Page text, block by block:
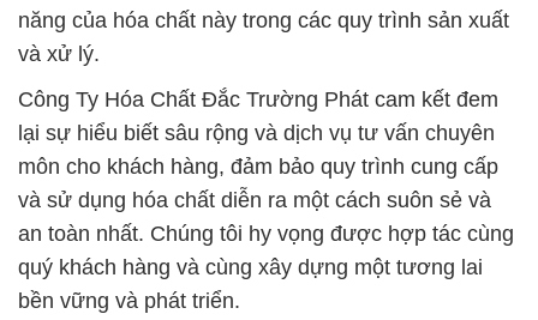
năng của hóa chất này trong các quy trình sản xuất
và xử lý.
Công Ty Hóa Chất Đắc Trường Phát cam kết đem
lại sự hiểu biết sâu rộng và dịch vụ tư vấn chuyên
môn cho khách hàng, đảm bảo quy trình cung cấp
và sử dụng hóa chất diễn ra một cách suôn sẻ và
an toàn nhất. Chúng tôi hy vọng được hợp tác cùng
quý khách hàng và cùng xây dựng một tương lai
bền vững và phát triển.